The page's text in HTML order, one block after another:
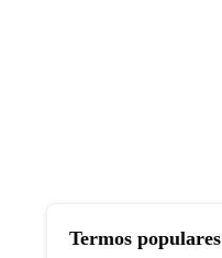
Termos populares